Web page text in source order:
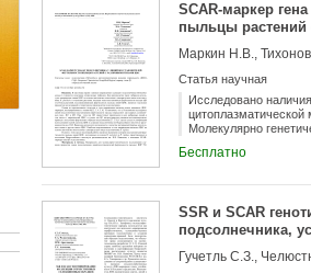
SCAR-маркер
пыльцы
Маркин Н.В.,
Статья научная
Исследовано
цитоплазматической
Молекулярно
цитоплазматической
Бесплатно
SSR и SCAR
подсолнечника,
Гучетль С.З.,